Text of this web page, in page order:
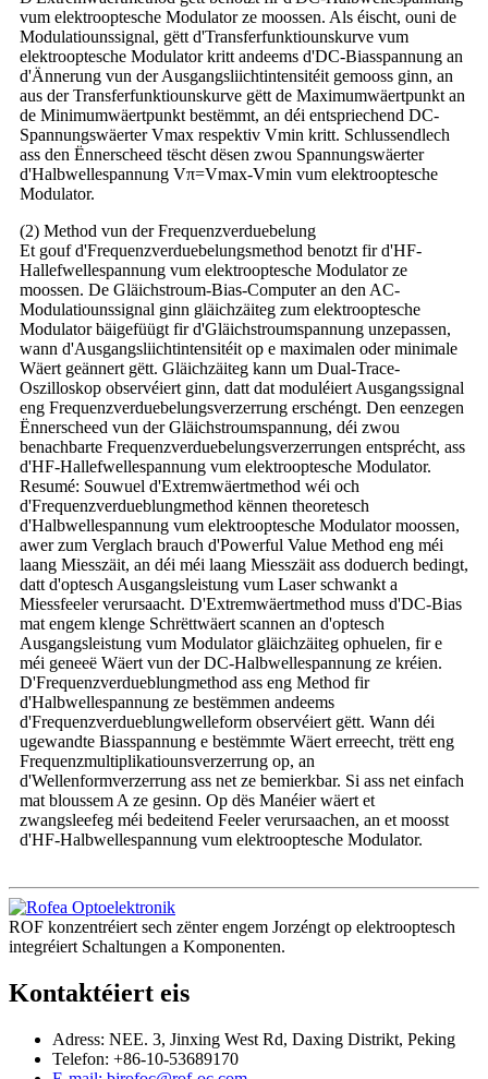
vum elektrooptesche Modulator ze moossen. Als éischt, ouni de
Modulatiounssignal, gëtt d'Transferfunktiounskurve vum
elektrooptesche Modulator kritt andeems d'DC-Biasspannung an
d'Ännerung vun der Ausgangsliichtintensitéit gemooss ginn, an
aus der Transferfunktiounskurve gëtt de Maximumwäertpunkt an
de Minimumwäertpunkt bestëmmt, an déi entspriechend DC-
Spannungswäerter Vmax respektiv Vmin kritt. Schlussendlech
ass den Ënnerscheed tëscht dësen zwou Spannungswäerter
d'Halbwellespannung Vπ=Vmax-Vmin vum elektrooptesche
Modulator.
(2) Method vun der Frequenzverduebelung
Et gouf d'Frequenzverduebelungsmethod benotzt fir d'HF-
Hallefwellespannung vum elektrooptesche Modulator ze
moossen. De Gläichstroum-Bias-Computer an den AC-
Modulatiounssignal ginn gläichzäiteg zum elektrooptesche
Modulator bäigefüügt fir d'Gläichstroumspannung unzepassen,
wann d'Ausgangsliichtintensitéit op e maximalen oder minimale
Wäert geännert gëtt. Gläichzäiteg kann um Dual-Trace-
Oszilloskop observéiert ginn, datt dat moduléiert Ausgangssignal
eng Frequenzverduebelungsverzerrung erschéngt. Den eenzegen
Ënnerscheed vun der Gläichstroumspannung, déi zwou
benachbarte Frequenzverduebelungsverzerrungen entsprécht, ass
d'HF-Hallefwellespannung vum elektrooptesche Modulator.
Resumé: Souwuel d'Extremwäertmethod wéi och
d'Frequenzverdueblungmethod kënnen theoretesch
d'Halbwellespannung vum elektrooptesche Modulator moossen,
awer zum Verglach brauch d'Powerful Value Method eng méi
laang Miesszäit, an déi méi laang Miesszäit ass doduerch bedingt,
datt d'optesch Ausgangsleistung vum Laser schwankt a
Miessfeeler verursaacht. D'Extremwäertmethod muss d'DC-Bias
mat engem klenge Schrëttwäert scannen an d'optesch
Ausgangsleistung vum Modulator gläichzäiteg ophuelen, fir e
méi geneeë Wäert vun der DC-Halbwellespannung ze kréien.
D'Frequenzverdueblungmethod ass eng Method fir
d'Halbwellespannung ze bestëmmen andeems
d'Frequenzverdueblungwelleform observéiert gëtt. Wann déi
ugewandte Biasspannung e bestëmmte Wäert erreecht, trëtt eng
Frequenzmultiplikatiounsverzerrung op, an
d'Wellenformverzerrung ass net ze bemierkbar. Si ass net einfach
mat bloussem A ze gesinn. Op dës Manéier wäert et
zwangsleefeg méi bedeitend Feeler verursaachen, an et moosst
d'HF-Halbwellespannung vum elektrooptesche Modulator.
ROF konzentréiert sech zënter engem Jorzéngt op elektrooptesch
integréiert Schaltungen a Komponenten.
Kontaktéiert eis
Adress: NEE. 3, Jinxing West Rd, Daxing Distrikt, Peking
Telefon: +86-10-53689170